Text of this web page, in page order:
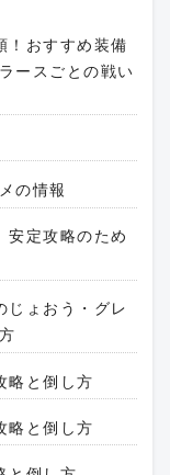
！おすすめ装備
ースごとの戦い
の情報
安定攻略のため
じょおう・グレ
略と倒し方
略と倒し方